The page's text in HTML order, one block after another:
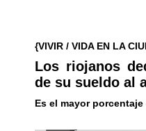
{VIVIR / VIDA EN LA
Los riojanos
de su sueldo al
Es el mayor porcentaje